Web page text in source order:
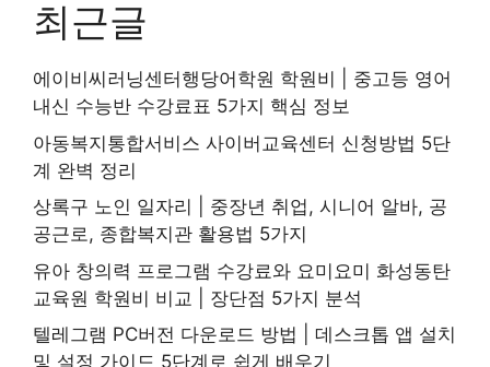
최근글
에이비씨러닝센터행당어학원 학원비 | 중고등 영어
내신 수능반 수강료표 5가지 핵심 정보
아동복지통합서비스 사이버교육센터 신청방법 5단
계 완벽 정리
상록구 노인 일자리 | 중장년 취업, 시니어 알바, 공
공근로, 종합복지관 활용법 5가지
유아 창의력 프로그램 수강료와 요미요미 화성동탄
교육원 학원비 비교 | 장단점 5가지 분석
텔레그램 PC버전 다운로드 방법 | 데스크톱 앱 설치
및 설정 가이드 5단계로 쉽게 배우기